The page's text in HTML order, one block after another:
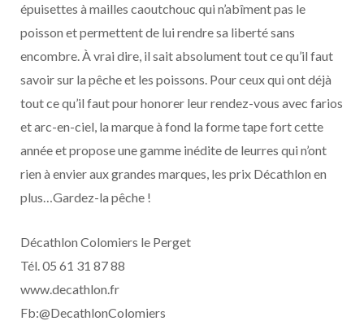
épuisettes à mailles caoutchouc qui n’abîment pas le
poisson et permettent de lui rendre sa liberté sans
encombre. À vrai dire, il sait absolument tout ce qu’il faut
savoir sur la pêche et les poissons. Pour ceux qui ont déjà
tout ce qu’il faut pour honorer leur rendez-vous avec farios
et arc-en-ciel, la marque à fond la forme tape fort cette
année et propose une gamme inédite de leurres qui n’ont
rien à envier aux grandes marques, les prix Décathlon en
plus…Gardez-la pêche !
Décathlon Colomiers le Perget
Tél. 05 61 31 87 88
www.decathlon.fr
Fb:@DecathlonColomiers